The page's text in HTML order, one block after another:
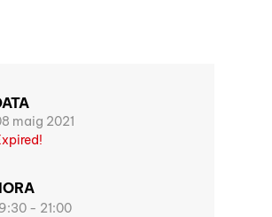
maig 2021
- 21:00